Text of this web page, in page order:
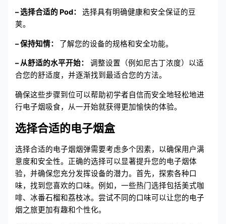
– 选择合适的 Pod：选择具有明确健康和安全保证的豆
荚。
– 保持知情： 了解您的设备的规格和安全功能。
– 从舒适的水平开始：
调整设置（例如尼古丁浓度）以适
合您的舒适度，并逐渐找到最适合您的方法。
确保这些步骤到位可以帮助初学者自信而安全地轻松地进
行电子烟吸食，从一开始就获得更加愉快的体验。
选择合适的电子烟盒
选择合适的电子烟烟弹需要考虑多个因素，以确保用户满
意度和安全性。正确的选择可以显著提升您的电子烟体
验，并确保您充分发挥设备的潜力。首先，探索各种口
味，找到您喜欢的口味。例如，一些热门选择包括美式咖
啡、冰番石榴和荔枝冰。尝试不同的口味可以让您的电子
烟之旅更加有趣和个性化。